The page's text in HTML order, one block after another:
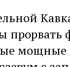
прорвать
мощные